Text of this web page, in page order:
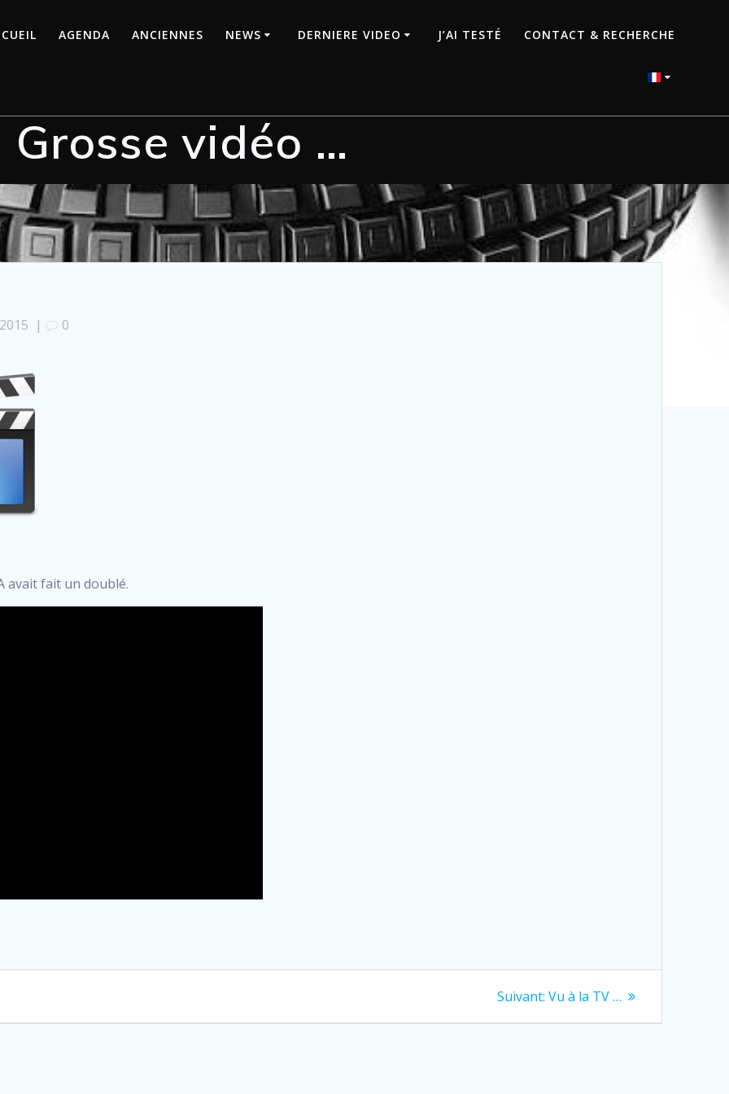
AGENDA ANCIENNES NEWS DERNIERE VIDEO J’AI TESTÉ CONTACT & RECHERCHE
Grosse vidéo …
| 0
avait fait un doublé.
Suivant: Next
Vu à la TV …